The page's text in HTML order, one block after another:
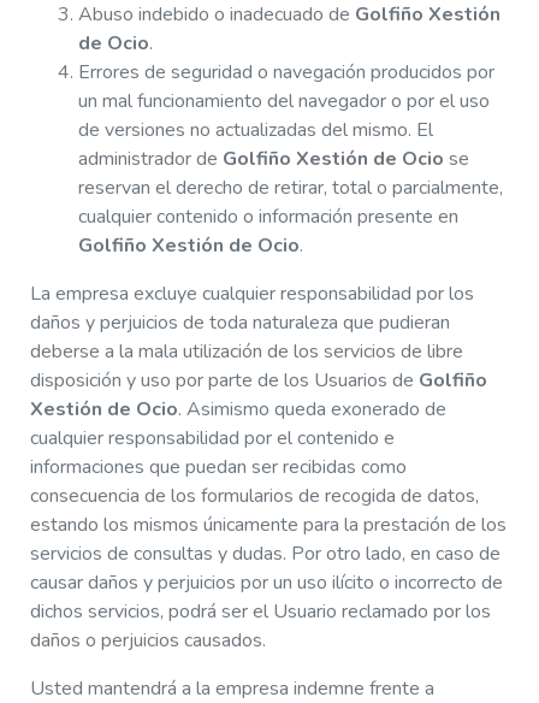
Abuso indebido o inadecuado de Golfiño Xestión
de Ocio.
Errores de seguridad o navegación producidos por
un mal funcionamiento del navegador o por el uso
de versiones no actualizadas del mismo. El
administrador de Golfiño Xestión de Ocio se
reservan el derecho de retirar, total o parcialmente,
cualquier contenido o información presente en
Golfiño Xestión de Ocio.
La empresa excluye cualquier responsabilidad por los
daños y perjuicios de toda naturaleza que pudieran
deberse a la mala utilización de los servicios de libre
disposición y uso por parte de los Usuarios de Golfiño
Xestión de Ocio. Asimismo queda exonerado de
cualquier responsabilidad por el contenido e
informaciones que puedan ser recibidas como
consecuencia de los formularios de recogida de datos,
estando los mismos únicamente para la prestación de los
servicios de consultas y dudas. Por otro lado, en caso de
causar daños y perjuicios por un uso ilícito o incorrecto de
dichos servicios, podrá ser el Usuario reclamado por los
daños o perjuicios causados.
Usted mantendrá a la empresa indemne frente a